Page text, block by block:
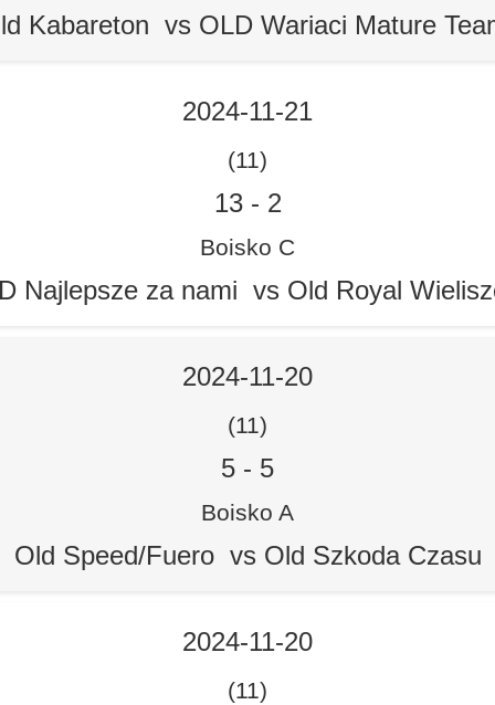
Kabareton vs OLD Wariaci Mature
2024-11-21
(11)
13- 2
Boisko C
Najlepsze za nami vs Old Royal
2024-11-20
(11)
5 - 5
Boisko A
Old Speed/Fuero vs Old Szkoda Czasu
2024-11-20
(11)